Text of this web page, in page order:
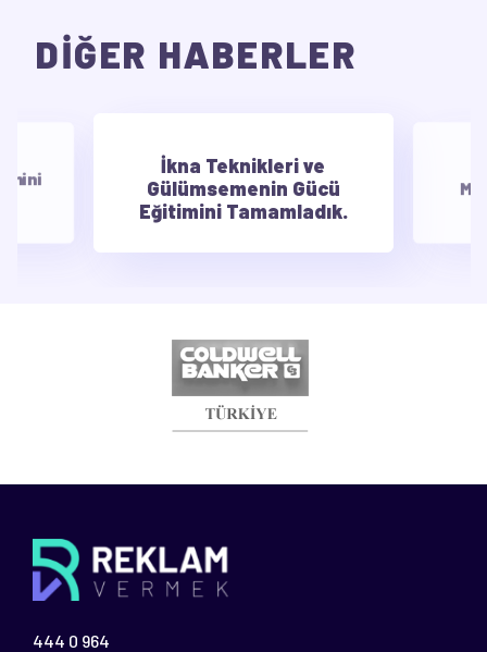
DİĞER HABERLER
İkna Teknikleri ve
Gülümsemenin Gücü
Eğitimini Tamamladık.
444 0 964